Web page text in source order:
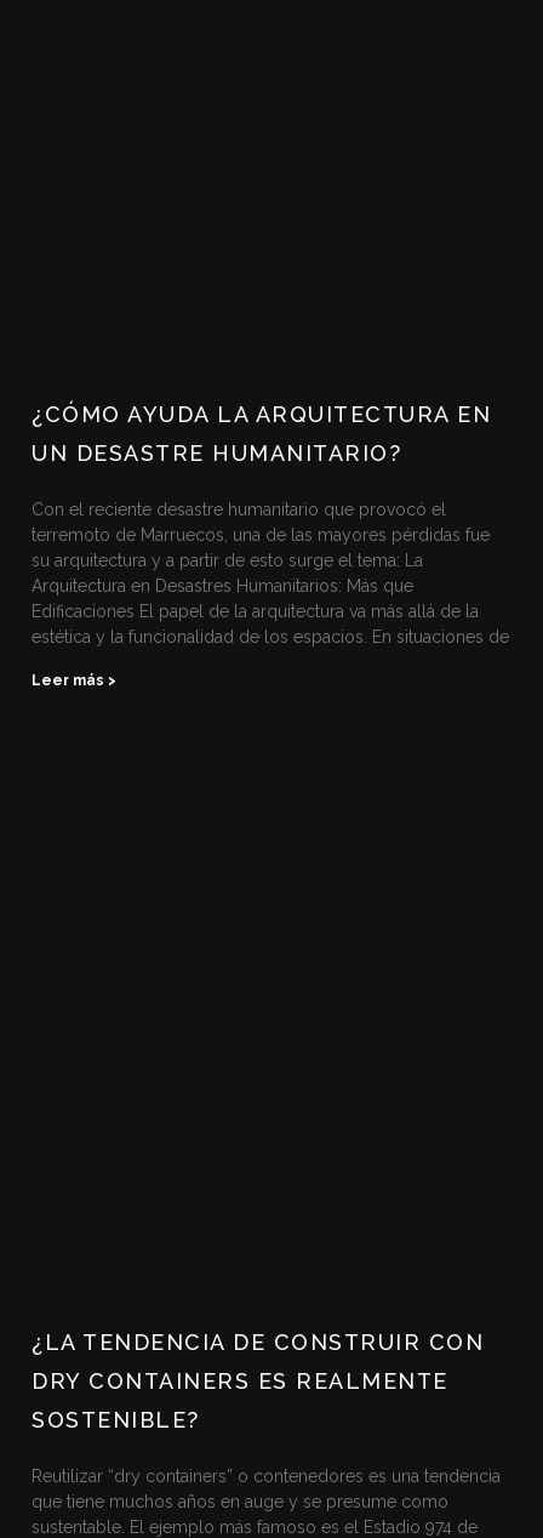
¿CÓMO AYUDA LA ARQUITECTURA EN
UN DESASTRE HUMANITARIO?
Con el reciente desastre humanitario que provocó el
terremoto de Marruecos, una de las mayores pérdidas fue
su arquitectura y a partir de esto surge el tema: La
Arquitectura en Desastres Humanitarios: Más que
Edificaciones El papel de la arquitectura va más allá de la
estética y la funcionalidad de los espacios. En situaciones de
Leer más >
¿LA TENDENCIA DE CONSTRUIR CON
DRY CONTAINERS ES REALMENTE
SOSTENIBLE?
Reutilizar “dry containers” o contenedores es una tendencia
que tiene muchos años en auge y se presume como
sustentable. El ejemplo más famoso es el Estadio 974 de